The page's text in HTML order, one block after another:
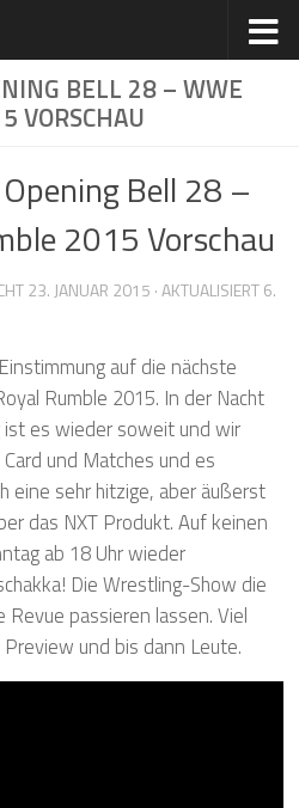
BELL 28 – WWE
VORSCHAU
Bell 28 –
2015 Vorschau
23. JANUAR 2015 · AKTUALISIERT6.
auf die nächste
Rumble 2015. In der Nacht
es wieder soweit und wir
und Matches und es
eine sehr hitzige, aber äußerst
das NXT Produkt. Auf keinen
ab 18 Uhr wieder
Die Wrestling-Show die
passieren lassen. Viel
und bis dann Leute.